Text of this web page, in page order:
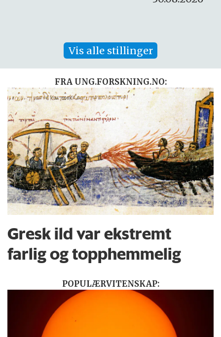
Vis alle stillinger
FRA UNG.FORSKNING.NO:
Gresk ild var ekstremt
farlig og topphemmelig
POPULÆRVITENSKAP: